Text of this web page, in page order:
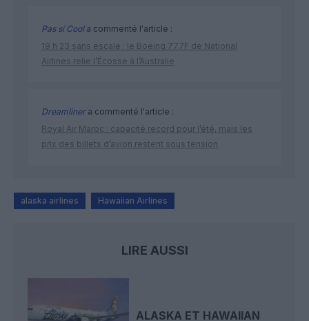
Pas si Coola commenté l'article :
19 h 23 sans escale : le Boeing 777F de National
Airlines relie l’Écosse à l’Australie
Dreamlinera commenté l'article :
Royal Air Maroc : capacité record pour l’été, mais les
prix des billets d’avion restent sous tension
alaska airlines Hawaiian Airlines
LIRE AUSSI
ALASKA ET HAWAIIAN